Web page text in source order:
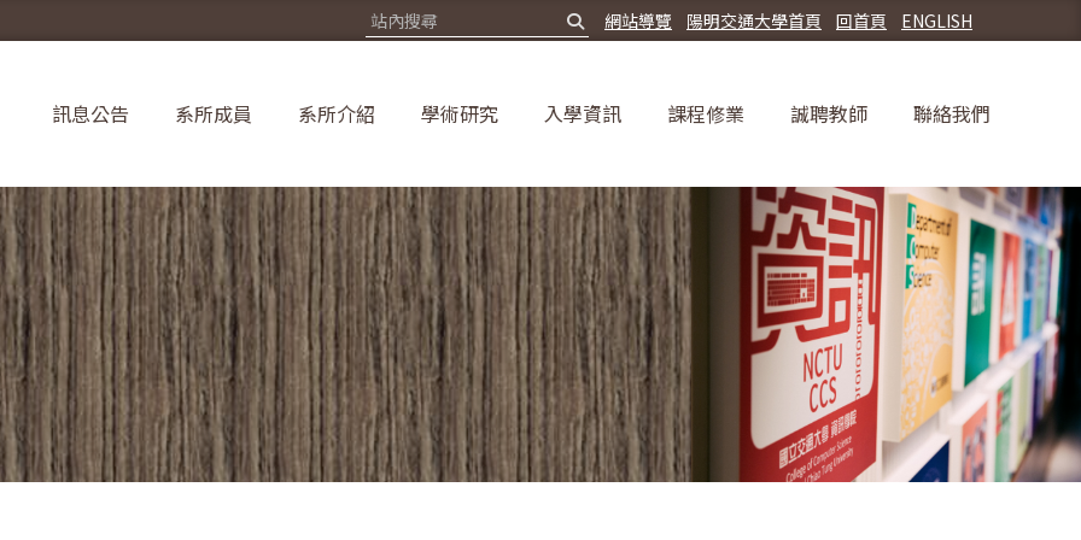
ENGLISH
回首頁
陽明交通大學首頁
網站導覽
訊息公告 系所成員 系所介紹 學術研究 入學資訊 課程修業 誠聘教師 聯絡我們